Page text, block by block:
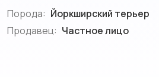
Порода: Йоркширский терьер
Продавец: Частное лицо